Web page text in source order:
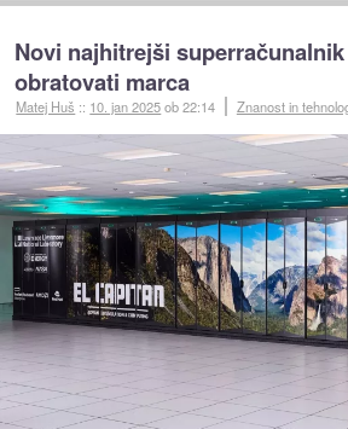
Novi najhitrejši
obratovati marca
Matej Huš :: 10. jan 2025ob 22:14 Znanost in